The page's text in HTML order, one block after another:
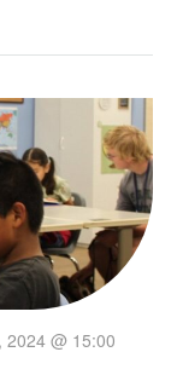
2024 @ 15:00